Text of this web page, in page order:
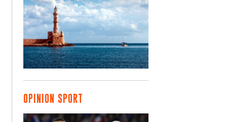
OPINION SPORT